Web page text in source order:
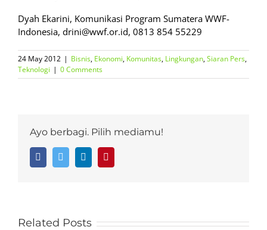
Dyah Ekarini, Komunikasi Program Sumatera WWF-
Indonesia, drini@wwf.or.id, 0813 854 55229
24 May 2012 | Bisnis, Ekonomi, Komunitas, Lingkungan,Siaran Pers,
Teknologi | 0 Comments
Ayo berbagi. Pilih mediamu!
FacebookTwitter LinkedIn
Related Posts